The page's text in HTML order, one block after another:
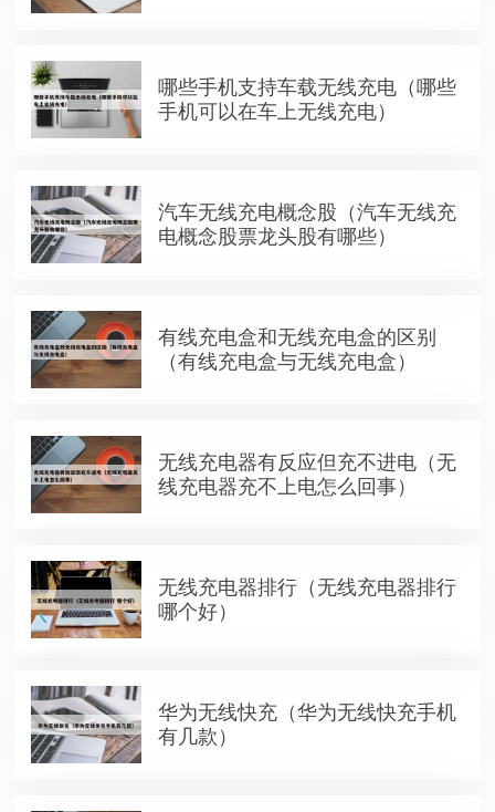
哪些手机支持车载无线充电（哪些
手机可以在车上无线充电）
汽车无线充电概念股（汽车无线充
电概念股票龙头股有哪些）
有线充电盒和无线充电盒的区别
（有线充电盒与无线充电盒）
无线充电器有反应但充不进电（无
线充电器充不上电怎么回事）
无线充电器排行（无线充电器排行
哪个好）
华为无线快充（华为无线快充手机
有几款）